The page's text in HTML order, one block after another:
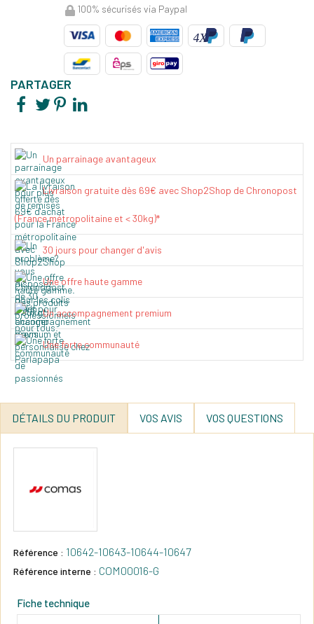
100% sécurisés via Paypal
PARTAGER
Un parrainage avantageux
Livraison gratuite dès 69€ avec Shop2Shop de Chronopost
(France métropolitaine et < 30kg)*
30 jours pour changer d'avis
Une offre haute gamme
Un accompagnement premium
Une forte communauté
DÉTAILS DU PRODUIT VOS AVIS VOS QUESTIONS
Référence : 10642-10643-10644-10647
Référence interne : COM00016-G
Fiche technique